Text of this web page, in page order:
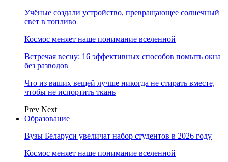
Учёные создали устройство, превращающее солнечный
свет в топливо
Космос меняет наше понимание вселенной
Встречая весну: 16 эффективных способов помыть окна
без разводов
Что из ваших вещей лучше никогда не стирать вместе,
чтобы не испортить ткань
Prev Next
Образование
Вузы Беларуси увеличат набор студентов в 2026 году
Космос меняет наше понимание вселенной